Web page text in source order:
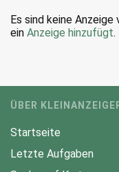
Es sind keine Anzeige
ein Anzeige hinzufügt.
ÜBER
Startseite
Letzte Aufgaben